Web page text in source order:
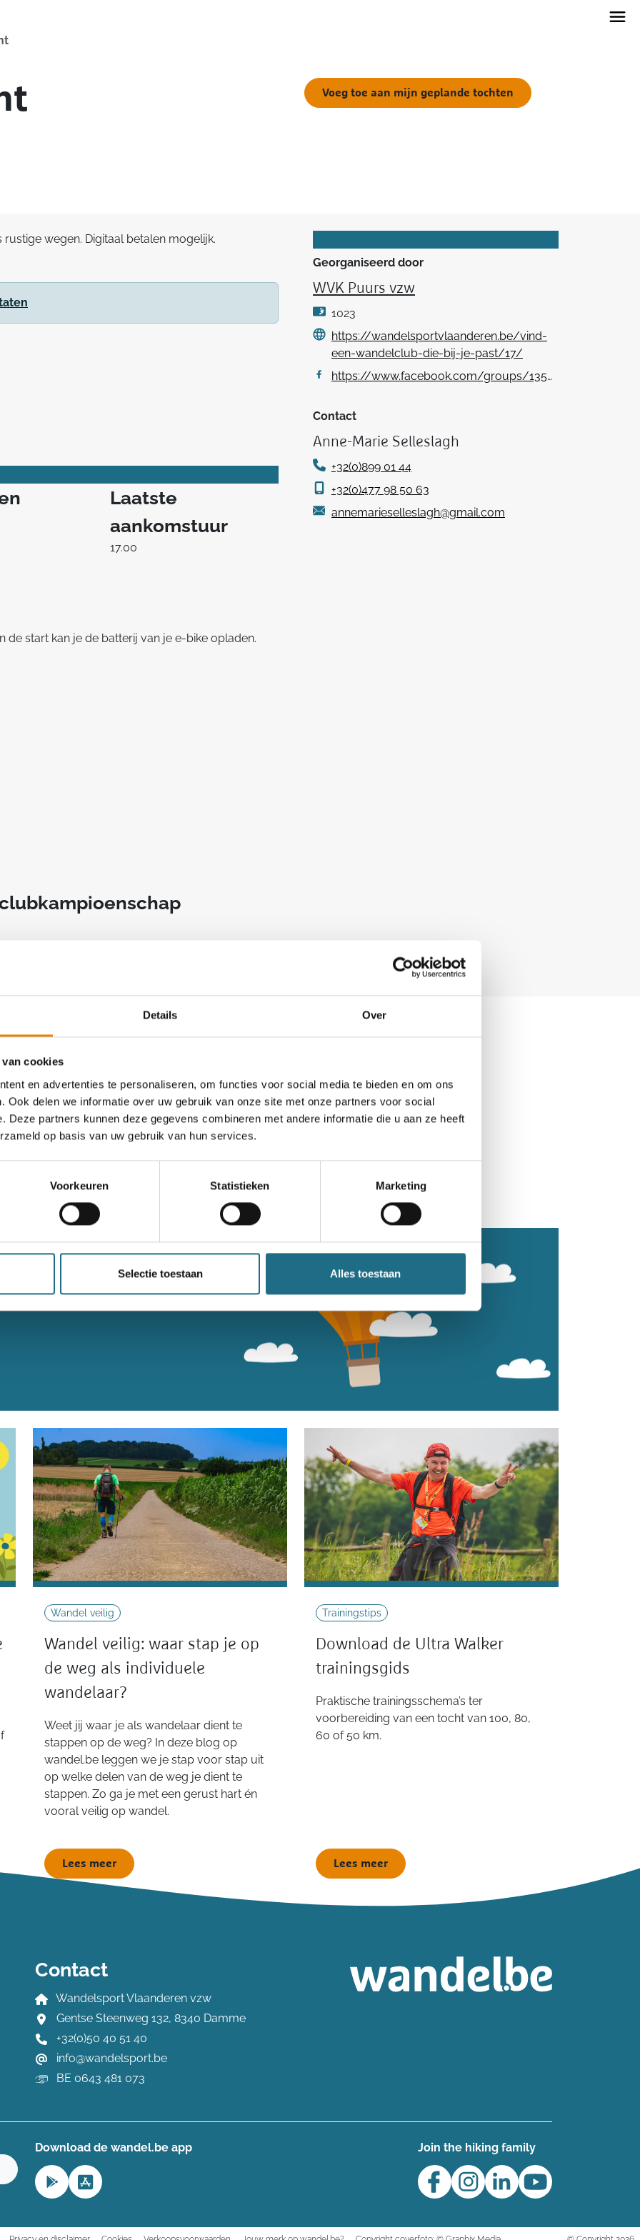
Details Over
van cookies
en advertenties te personaliseren, om functies voor social media te bieden en om ons
Ook delen we informatie over uw gebruik van onze site met onze partners voor social
Deze partners kunnen deze gegevens combineren met andere informatie die u aan ze heeft
op basis van uw gebruik van hun services.
Voorkeuren Statistieken Marketing
Selectie toestaan Alles toestaan
Voeg toe aan mijn geplande tochten
wegen. Digitaal betalen mogelijk.
Laatste
aankomstuur
17.00
de start kan je de batterij van je e-bike opladen.
Georganiseerd door
WVK Puurs vzw
1023
https://wandelsportvlaanderen.be/vind-
een-wandelclub-die-bij-je-past/17/
https://www.facebook.com/groups/1356670918439287
Contact
Anne-Marie Selleslagh
+32(0)899 01 44
+32(0)477 98 50 63
annemarieselleslagh@gmail.com
deze club
ballonvaart
kan kans maken
Wandel veilig
Wandel veilig: waar stap je op
de weg als individuele
wandelaar?
Weet jij waar je als wandelaar dient te
stappen op de weg? In deze blog op
wandel.be leggen we je stap voor stap uit
op welke delen van de weg je dient te
stappen. Zo ga je met een gerust hart én
vooral veilig op wandel.
Lees meer
Trainingstips
Download de Ultra Walker
trainingsgids
Praktische trainingsschema’s ter
voorbereiding van een tocht van 100, 80,
60 of 50 km.
Lees meer
Contact
Wandelsport Vlaanderen vzw
Gentse Steenweg 132, 8340 Damme
+32(0)50 40 51 40
info@wandelsport.be
BE 0643 481 073
Download de wandel.be app Join the hiking family